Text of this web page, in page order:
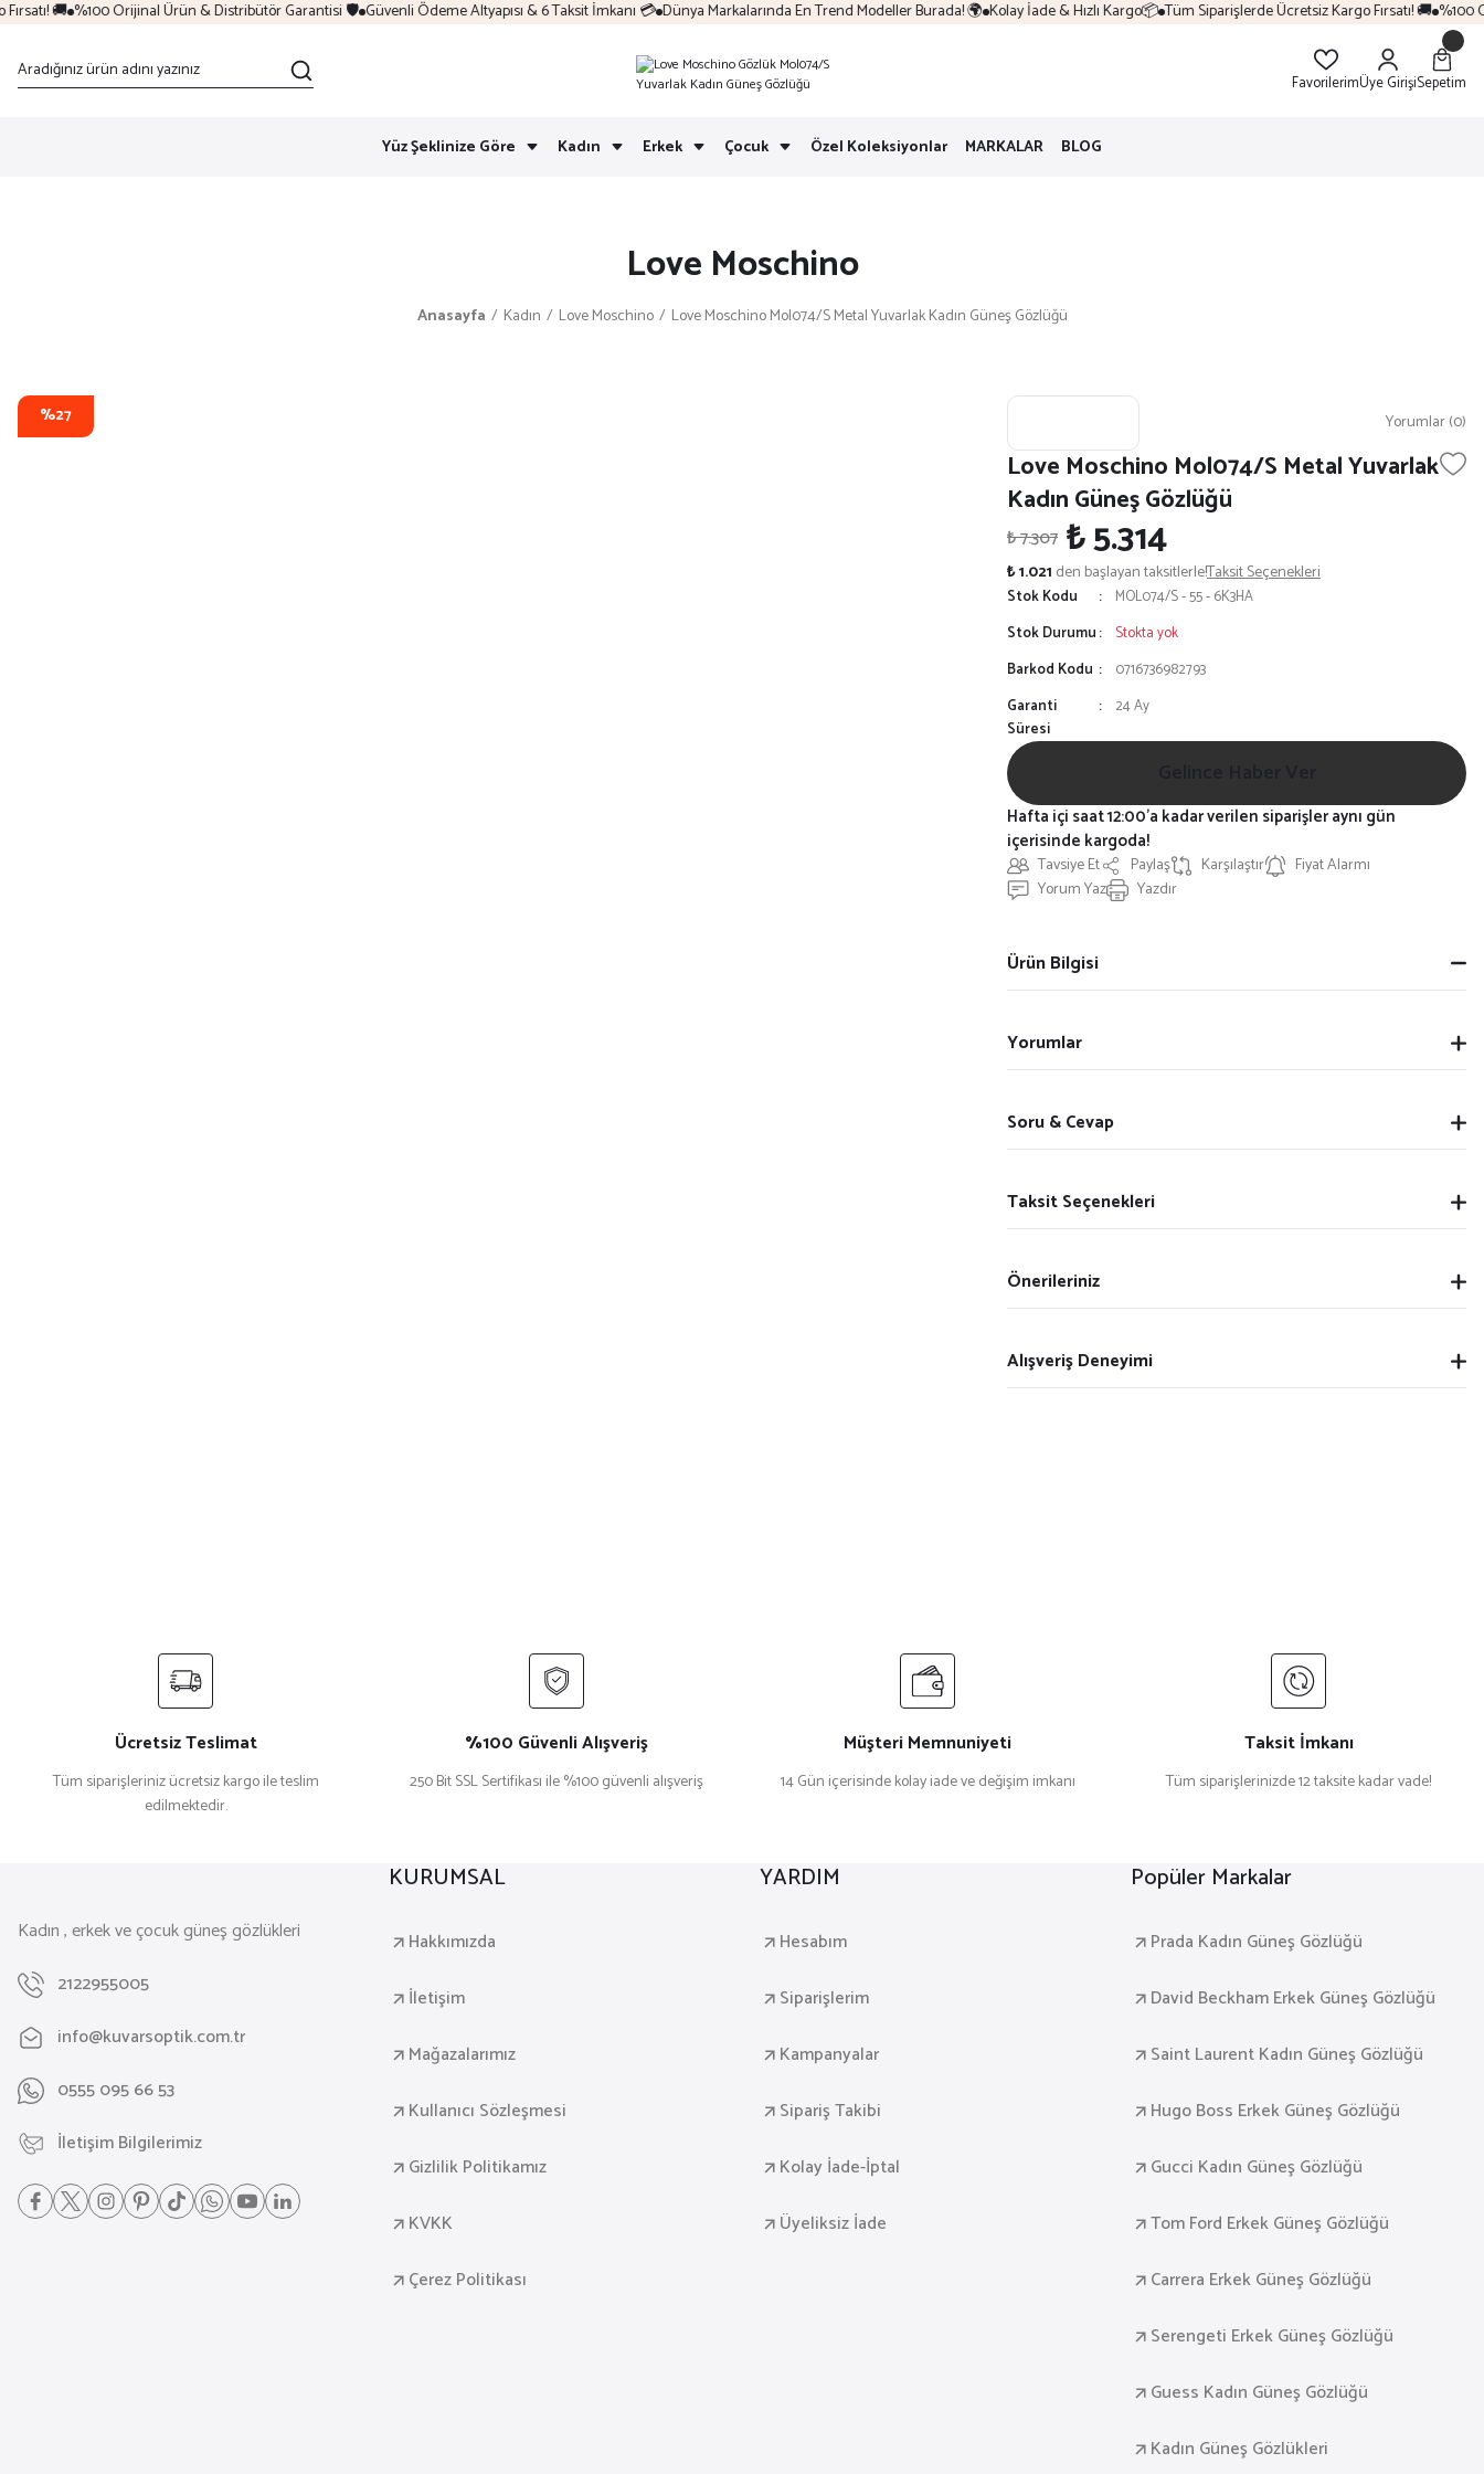
🚚 %100 Orijinal Ürün & Distribütör Garantisi 🛡️ Güvenli Ödeme Altyapısı & 6 Taksit İmkanı 💳 Dünya Markalarında En Trend Modeller Burada! 🌍 Kolay İade & Hızlı Kargo📦 Tüm Siparişlerde Ücretsiz Kargo Fırsatı! 🚚 %100
FavorilerimÜye GirişiSepetim
Yüz Şeklinize Göre Kadın Erkek Çocuk Özel Koleksiyonlar MARKALAR BLOG
Love Moschino
Anasayfa Kadın Love Moschino Love Moschino Mol074/S Metal Yuvarlak Kadın Güneş Gözlüğü
%27 Yorumlar (0)
Love Moschino Mol074/S Metal Yuvarlak
Kadın Güneş Gözlüğü
₺ 7.307 ₺ 5.314
₺ 1.021 den başlayan taksitlerle!Taksit Seçenekleri
Stok Kodu
MOL074/S - 55 - 6K3HA
Stok Durumu
Stokta yok
Barkod Kodu
0716736982793
Garanti
Süresi
24 Ay
Tavsiye Et Paylaş Karşılaştır
Fiyat Alarmı
Yorum Yaz
Yazdır
Hafta içi saat 12:00'a kadar verilen siparişler aynı gün
içerisinde kargoda!
Ürün Bilgisi
Yorumlar
Soru & Cevap
Taksit Seçenekleri
Önerileriniz
Alışveriş Deneyimi
Ücretsiz Teslimat
Tüm siparişleriniz ücretsiz kargo ile teslim
edilmektedir.
%100 Güvenli Alışveriş
250 Bit SSL Sertifikası ile %100 güvenli alışveriş
Müşteri Memnuniyeti
14 Gün içerisinde kolay iade ve değişim imkanı
Taksit İmkanı
Tüm siparişlerinizde 12 taksite kadar vade!
Kadın , erkek ve çocuk güneş gözlükleri
2122955005
info@kuvarsoptik.com.tr
0555 095 66 53
İletişim Bilgilerimiz
KURUMSAL
Hakkımızda
İletişim
Mağazalarımız
Kullanıcı Sözleşmesi
Gizlilik Politikamız
KVKK
Çerez Politikası
YARDIM
Hesabım
Siparişlerim
Kampanyalar
Sipariş Takibi
Kolay İade-İptal
Üyeliksiz İade
Popüler Markalar
Prada Kadın Güneş Gözlüğü
David Beckham Erkek Güneş Gözlüğü
Saint Laurent Kadın Güneş Gözlüğü
Hugo Boss Erkek Güneş Gözlüğü
Gucci Kadın Güneş Gözlüğü
Tom Ford Erkek Güneş Gözlüğü
Carrera Erkek Güneş Gözlüğü
Serengeti Erkek Güneş Gözlüğü
Guess Kadın Güneş Gözlüğü
Kadın Güneş Gözlükleri